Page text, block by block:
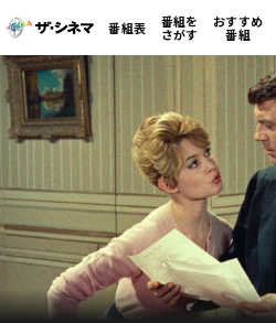
番組表 番組を
さがす
おすすめ
番組